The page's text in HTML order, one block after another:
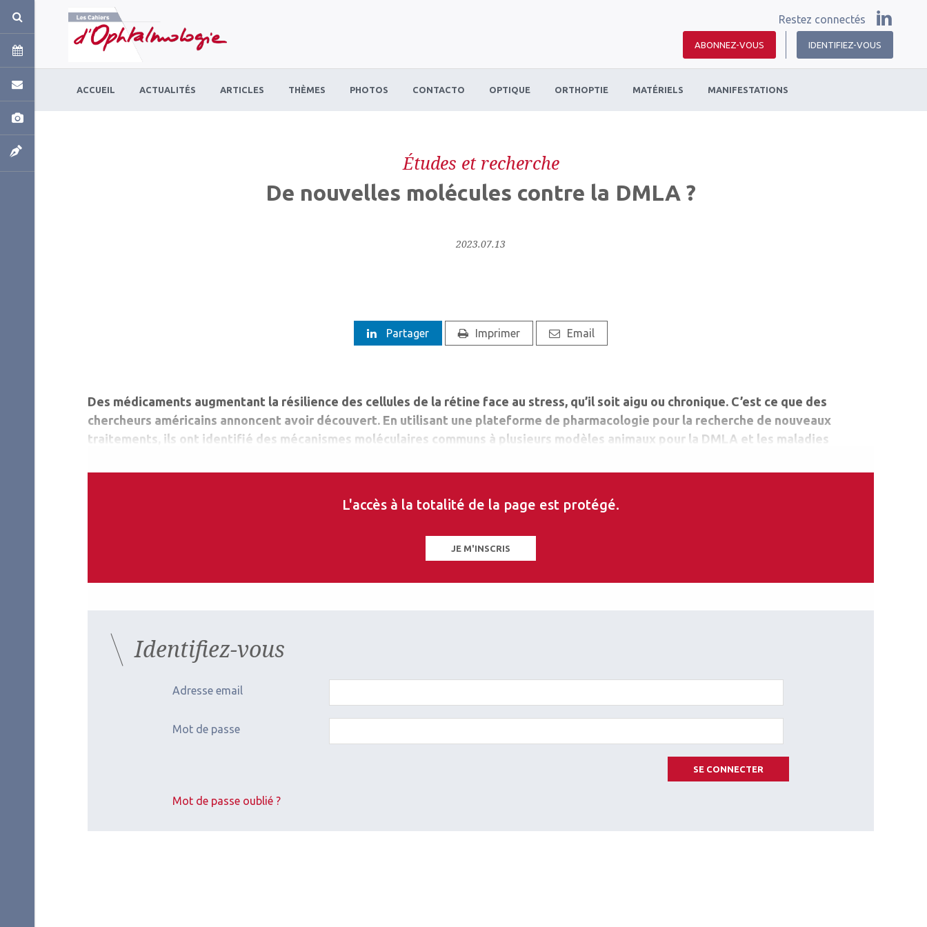
Restez connectés
ABONNEZ-VOUS IDENTIFIEZ-VOUS
ACCUEIL ACTUALITÉS ARTICLES THÈMES PHOTOS CONTACTO OPTIQUE ORTHOPTIE MATÉRIELS MANIFESTATIONS
Études et recherche
De nouvelles molécules contre la DMLA ?
2023.07.13
Partager Imprimer Email
Des médicaments augmentant la résilience des cellules de la rétine face au stress, qu’il soit aigu ou chronique. C’est ce que des
chercheurs américains annoncent avoir découvert. En utilisant une plateforme de pharmacologie pour la recherche de nouveaux
traitements, ils ont identifié des mécanismes moléculaires communs à plusieurs modèles animaux pour la DMLA et les maladies
L'accès à la totalité de la page est protégé.
JE M'INSCRIS
Identifiez-vous
Adresse email
Mot de passe
SE CONNECTER
Mot de passe oublié ?
Panneau de gestion des cookies